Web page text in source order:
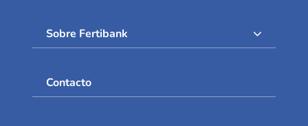
Sobre Fertibank
Contacto